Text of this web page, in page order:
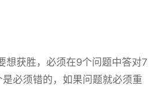
想获胜，必须在9个问题中答对7
必须错的，如果问题就必须重